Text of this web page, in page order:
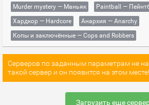
Murder mystery — Маньяк
Paintball —
Хардкор — Hardcore
Анархия — Anarchy
Копы и заключённые — Cops and Robbers
Серверов по заданным параметрам не
такой сервер и он появится на этом месте!
Загрузить еще